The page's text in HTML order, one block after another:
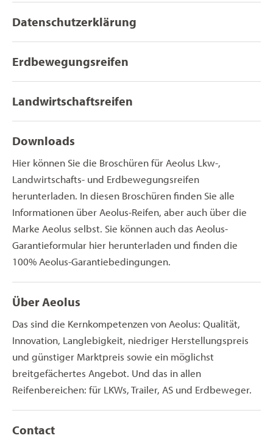
Datenschutzerklärung
Erdbewegungsreifen
Landwirtschaftsreifen
Downloads
Hier können Sie die Broschüren für Aeolus Lkw-,
Landwirtschafts- und Erdbewegungsreifen
herunterladen. In diesen Broschüren finden Sie alle
Informationen über Aeolus-Reifen, aber auch über die
Marke Aeolus selbst. Sie können auch das Aeolus-
Garantieformular hier herunterladen und finden die
100% Aeolus-Garantiebedingungen.
Über Aeolus
Das sind die Kernkompetenzen von Aeolus: Qualität,
Innovation, Langlebigkeit, niedriger Herstellungspreis
und günstiger Marktpreis sowie ein möglichst
breitgefächertes Angebot. Und das in allen
Reifenbereichen: für LKWs, Trailer, AS und Erdbeweger.
Contact